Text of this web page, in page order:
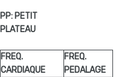
PP: PETIT
PLATEAU
FREQ.
CARDIAQUE
FREQ.
PEDALAGE